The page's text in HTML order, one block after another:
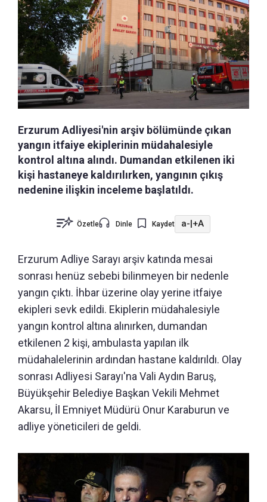
Erzurum Adliyesi'nin arşiv bölümünde çıkan
yangın itfaiye ekiplerinin müdahalesiyle
kontrol altına alındı. Dumandan etkilenen iki
kişi hastaneye kaldırılırken, yangının çıkış
nedenine ilişkin inceleme başlatıldı.
Özetle Dinle Kaydet a-|+A
Erzurum Adliye Sarayı arşiv katında mesai
sonrası henüz sebebi bilinmeyen bir nedenle
yangın çıktı. İhbar üzerine olay yerine itfaiye
ekipleri sevk edildi. Ekiplerin müdahalesiyle
yangın kontrol altına alınırken, dumandan
etkilenen 2 kişi, ambulasta yapılan ilk
müdahalelerinin ardından hastane kaldırıldı. Olay
sonrası Adliyesi Sarayı'na Vali Aydın Baruş,
Büyükşehir Belediye Başkan Vekili Mehmet
Akarsu, İl Emniyet Müdürü Onur Karaburun ve
adliye yöneticileri de geldi.